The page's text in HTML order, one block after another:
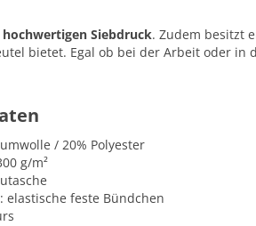
hochwertigen Siebdruck. Zudem besitzt
bietet. Egal ob bei der Arbeit oder in
/ 20% Polyester
g/m²
elastische feste Bündchen